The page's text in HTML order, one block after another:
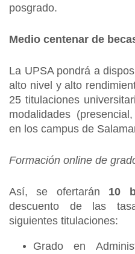
posgrado.
Medio centenar de
La UPSA pondrá a
alto nivel y alto
25 titulaciones
modalidades
en los campus de
Formación online de
Así, se ofertarán 10
descuento de las
siguientes titulaciones:
Grado en